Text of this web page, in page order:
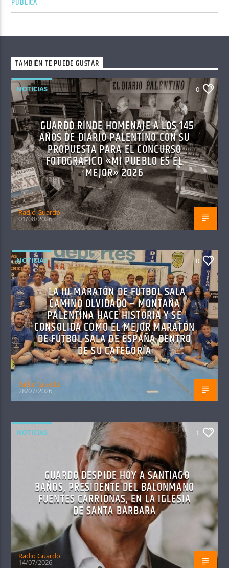
TAMBIÉN TE PUEDE GUSTAR
NOTICIAS 0
GUARDO RINDE HOMENAJE A LOS 145
AÑOS DE DIARIO PALENTINO CON SU
PROPUESTA PARA EL CONCURSO
FOTOGRÁFICO «MI PUEBLO ES EL
MEJOR» 2026
Radio Guardo
01/08/2026
NOTICIAS 0
LA III MARATÓN DE FÚTBOL SALA
CAMINO OLVIDADO – MONTAÑA
PALENTINA HACE HISTORIA Y SE
CONSOLIDA COMO EL MEJOR MARATÓN
DE FÚTBOL SALA DE ESPAÑA DENTRO
DE SU CATEGORÍA
Radio Guardo
28/07/2026
NOTICIAS 1
GUARDO DESPIDE HOY A SANTIAGO
BAÑOS, PRESIDENTE DEL BALONMANO
FUENTES CARRIONAS, EN LA IGLESIA
DE SANTA BÁRBARA
Radio Guardo
14/07/2026